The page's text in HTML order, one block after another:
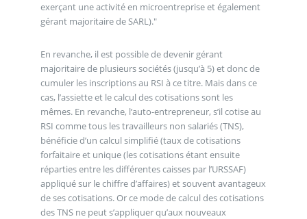
exerçant une activité en microentreprise et également
gérant majoritaire de SARL)."
En revanche, il est possible de devenir gérant
majoritaire de plusieurs sociétés (jusqu’à 5) et donc de
cumuler les inscriptions au RSI à ce titre. Mais dans ce
cas, l’assiette et le calcul des cotisations sont les
mêmes. En revanche, l’auto-entrepreneur, s’il cotise au
RSI comme tous les travailleurs non salariés (TNS),
bénéficie d’un calcul simplifié (taux de cotisations
forfaitaire et unique (les cotisations étant ensuite
réparties entre les différentes caisses par l’URSSAF)
appliqué sur le chiffre d’affaires) et souvent avantageux
de ses cotisations. Or ce mode de calcul des cotisations
des TNS ne peut s’appliquer qu’aux nouveaux